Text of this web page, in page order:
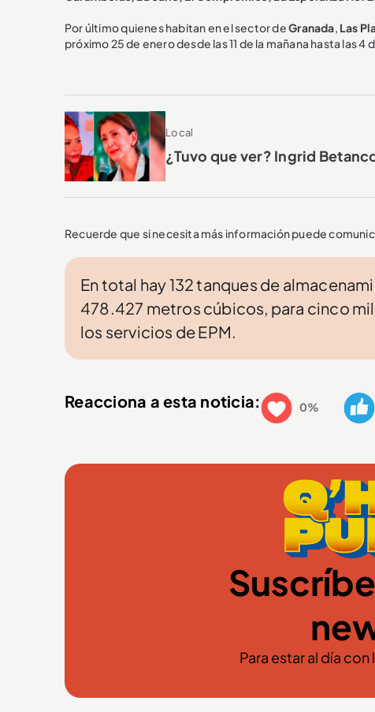
Por último quienes habitan en el sector deGranada, Las
próximo 25 de enero desde las 11 de la mañana hasta las 4
Local
¿Tuvo que ver? Ingrid
Recuerde que si necesita más información puede
En total hay 132 tanques de
478.427 metros cúbicos, para cinco
los servicios de EPM.
Reacciona a esta noticia: 0%
Para estar al día con